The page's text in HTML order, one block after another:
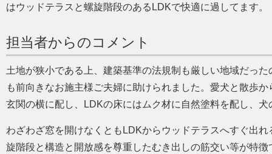
はウッドテラスと螺旋階段のあるLDKで快適に過してます。
担当者からのコメント
土地が狭小である上、建築基準の法規制も厳しい地域だっ
も前向きなお施主様ご夫婦に助けられました。愛犬と散歩
玄関の横に配し、LDKの床にはムク材に自然塗料を配し、
わざわざ窓を開けなくともLDKからウッドテラスへすぐ出
旋階段と構造と開放感を尊重したむき出しの筋交い等が特徴